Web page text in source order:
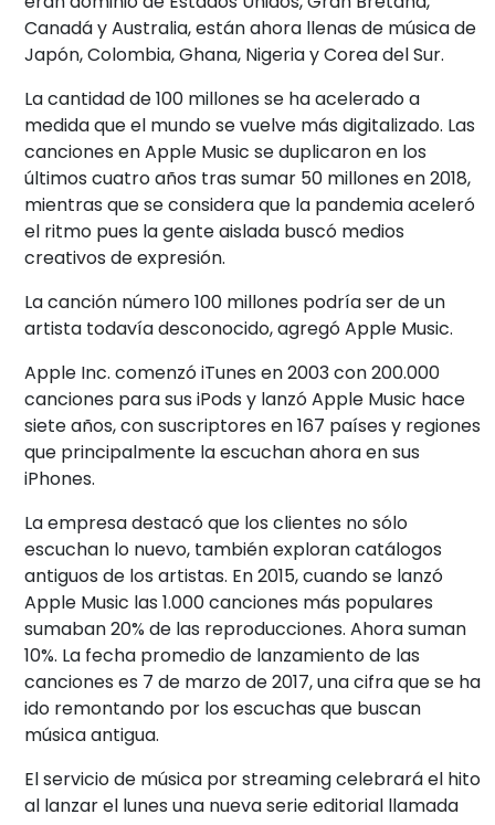
Canadá y Australia, están ahora llenas de música de
Japón, Colombia, Ghana, Nigeria y Corea del Sur.
La cantidad de 100 millones se ha acelerado a
medida que el mundo se vuelve más digitalizado. Las
canciones en Apple Music se duplicaron en los
últimos cuatro años tras sumar 50 millones en 2018,
mientras que se considera que la pandemia aceleró
el ritmo pues la gente aislada buscó medios
creativos de expresión.
La canción número 100 millones podría ser de un
artista todavía desconocido, agregó Apple Music.
Apple Inc. comenzó iTunes en 2003 con 200.000
canciones para sus iPods y lanzó Apple Music hace
siete años, con suscriptores en 167 países y regiones
que principalmente la escuchan ahora en sus
iPhones.
La empresa destacó que los clientes no sólo
escuchan lo nuevo, también exploran catálogos
antiguos de los artistas. En 2015, cuando se lanzó
Apple Music las 1.000 canciones más populares
sumaban 20% de las reproducciones. Ahora suman
10%. La fecha promedio de lanzamiento de las
canciones es 7 de marzo de 2017, una cifra que se ha
ido remontando por los escuchas que buscan
música antigua.
El servicio de música por streaming celebrará el hito
al lanzar el lunes una nueva serie editorial llamada